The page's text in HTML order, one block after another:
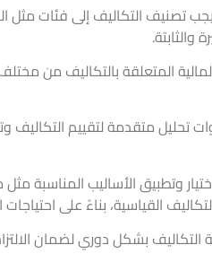
يجب تصنيف التكاليف إلى فئات مثل
والثابتة.
المتعلقة بالتكاليف من
تحليل متقدمة لتقييم التكاليف
وتطبيق الأساليب المناسبة
القياسية، بناءً على احتياجات
التكاليف بشكل دوري لضمان